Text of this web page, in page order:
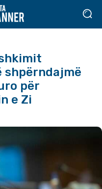
shpërndajmë
për
e Zi